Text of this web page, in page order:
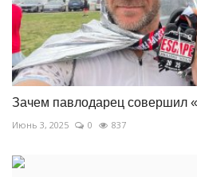
Зачем павлодарец совершил
Июнь 3, 2025 0 837